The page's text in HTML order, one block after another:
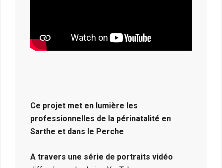
Ce projet met en lumière les
professionnelles de la périnatalité en
Sarthe et dans le Perche
A travers une série de portraits vidéo